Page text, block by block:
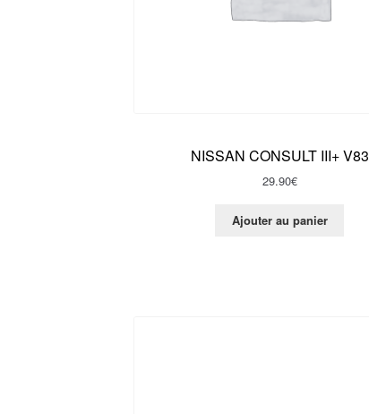
NISSAN CONSULT III+ V83
29.90€
Ajouter au panier